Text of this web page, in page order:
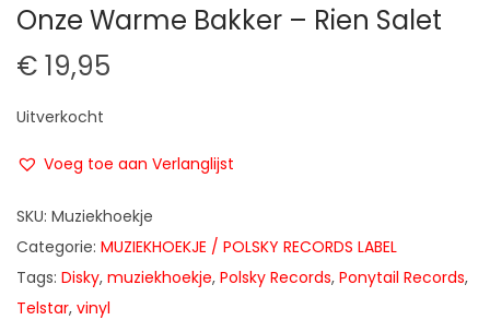
Onze Warme Bakker – Rien Salet
€ 19,95
Uitverkocht
Voeg toe aan Verlanglijst
SKU: Muziekhoekje
Categorie: MUZIEKHOEKJE / POLSKY RECORDS LABEL
Tags: Disky, muziekhoekje, Polsky Records, Ponytail Records,
Telstar, vinyl